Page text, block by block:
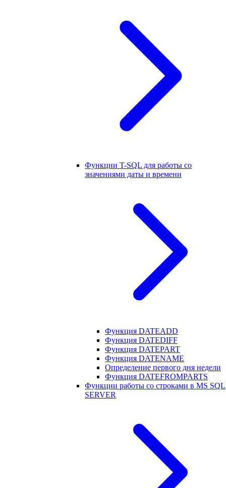
Функции T-SQL для работы со
значениями даты и времени
Функция DATEADD
Функция DATEDIFF
Функция DATEPART
Функция DATENAME
Определение первого дня недели
Функция DATEFROMPARTS
Функции работы со строками в MS SQL
SERVER